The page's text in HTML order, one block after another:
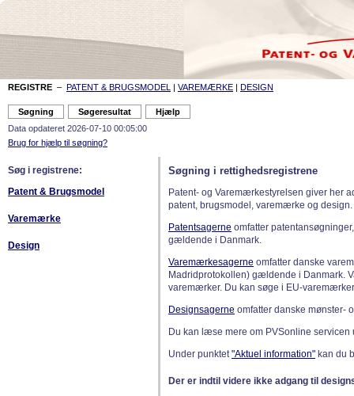
REGISTRE – PATENT & BRUGSMODEL | VAREMÆRKE | DESIGN
Data opdateret 2026-07-10 00:05:00
Brug for hjælp til søgning?
Søg i registrene:
Patent & Brugsmodel
Varemærke
Design
Søgning i rettighedsregistrene
Patent- og Varemærkestyrelsen giver her
patent, brugsmodel, varemærke og design.
Patentsagerne omfatter
gældende i Danmark.
Varemærkesagerne omfatter danske
Madridprotokollen) gældende i Danmark.
varemærker. Du kan søge i EU-
Designsagerne omfatter danske mønster-
Du kan læse mere om PVSonline
Under punktet"Aktuel information" kan du
Der er indtil videre ikke adgang til